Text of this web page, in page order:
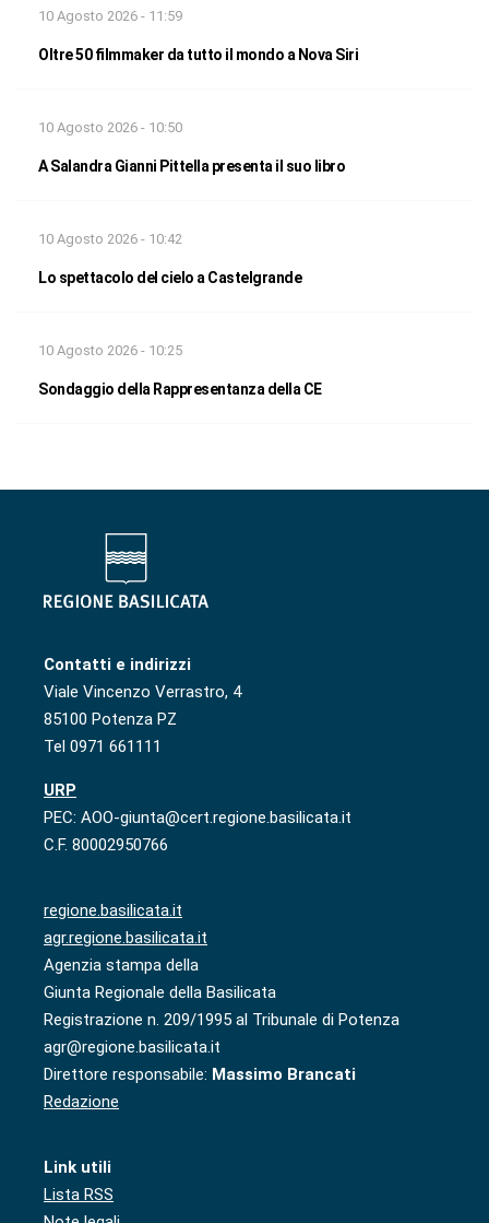
10 Agosto 2026 - 11:59
Oltre 50 filmmaker da tutto il mondo a Nova Siri
10 Agosto 2026 - 10:50
A Salandra Gianni Pittella presenta il suo libro
10 Agosto 2026 - 10:42
Lo spettacolo del cielo a Castelgrande
10 Agosto 2026 - 10:25
Sondaggio della Rappresentanza della CE
Contatti e indirizzi
Viale Vincenzo Verrastro, 4
85100 Potenza PZ
Tel 0971 661111
URP
PEC: AOO-giunta@cert.regione.basilicata.it
C.F. 80002950766
regione.basilicata.it
agr.regione.basilicata.it
Agenzia stampa della
Giunta Regionale della Basilicata
Registrazione n. 209/1995 al Tribunale di Potenza
agr@regione.basilicata.it
Direttore responsabile: Massimo Brancati
Redazione
Link utili
Lista RSS